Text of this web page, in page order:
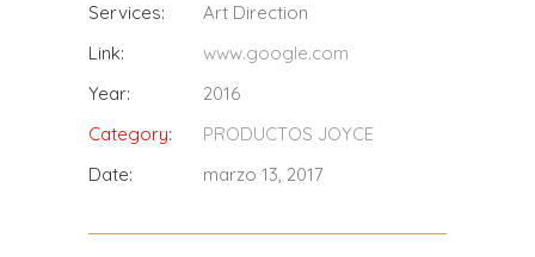
Services:
Art Direction
Link:
www.google.com
Year:
2016
Category:
PRODUCTOS JOYCE
Date:
marzo 13, 2017